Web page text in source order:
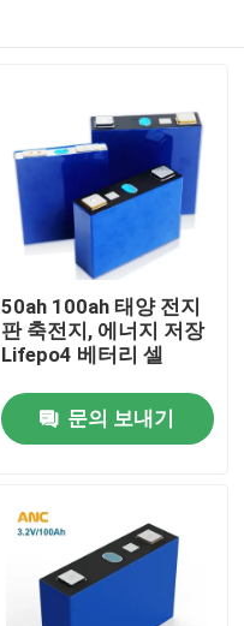
50ah 100ah 태양 전지
판 축전지, 에너지 저장
Lifepo4 베터리 셀
문의 보내기